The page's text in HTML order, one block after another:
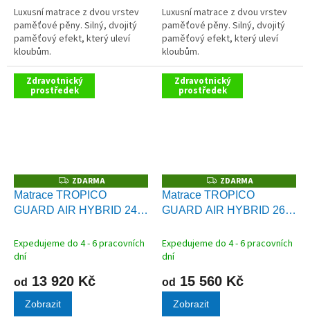
Luxusní matrace z dvou vrstev
paměťové pěny. Silný, dvojitý
paměťový efekt, který uleví
kloubům.
Luxusní matrace z dvou vrstev
paměťové pěny. Silný, dvojitý
paměťový efekt, který uleví
kloubům.
Zdravotnický
prostředek
Z
D
A
R
ZDARMA
Matrace TROPICO
GUARD AIR HYBRID 24
Gel zdarma
Expedujeme do 4 - 6 pracovních
dní
od 13 920 Kč
Zobrazit
Zdravotnický
prostředek
Z
D
A
R
ZDARMA
Matrace TROPICO
GUARD AIR HYBRID 26
Gel zdarma
Expedujeme do 4 - 6 pracovních
dní
od 15 560 Kč
Zobrazit